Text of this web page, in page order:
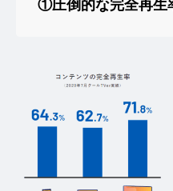
①圧倒的な完全再生